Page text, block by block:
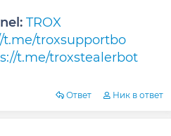
TROX
t.me/troxsupportbo
t.me/troxstealerbot
Ответ Ник в ответ